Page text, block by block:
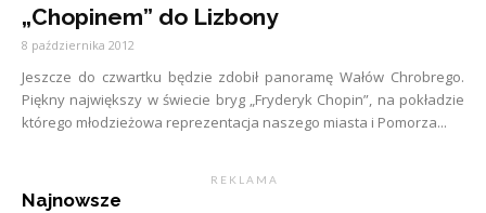
„Chopinem” do Lizbony
8 października 2012
Jeszcze do czwartku będzie zdobił panoramę Wałów Chrobrego.
Piękny największy w świecie bryg „Fryderyk Chopin”, na pokładzie
którego młodzieżowa reprezentacja naszego miasta i Pomorza...
R E K L A M A
Najnowsze